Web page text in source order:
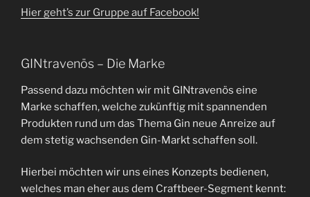
Hier geht’s zur Gruppe auf Facebook!
GINtravenös – Die Marke
Passend dazu möchten wir mit GINtravenös eine
Marke schaffen, welche zukünftig mit spannenden
Produkten rund um das Thema Gin neue Anreize auf
dem stetig wachsenden Gin-Markt schaffen soll.
Hierbei möchten wir uns eines Konzepts bedienen,
welches man eher aus dem Craftbeer-Segment kennt: